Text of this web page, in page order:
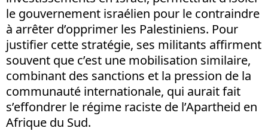
le gouvernement israélien pour le contraindre
à arrêter d’opprimer les Palestiniens. Pour
justifier cette stratégie, ses militants affirment
souvent que c’est une mobilisation similaire,
combinant des sanctions et la pression de la
communauté internationale, qui aurait fait
s’effondrer le régime raciste de l’Apartheid en
Afrique du Sud.